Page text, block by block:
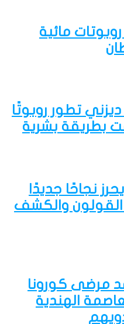
مائية
تطور روبوتًا
بطريقة بشرية
نجاحًا جديدًا
والكشف
مرضى كورونا
الهندية